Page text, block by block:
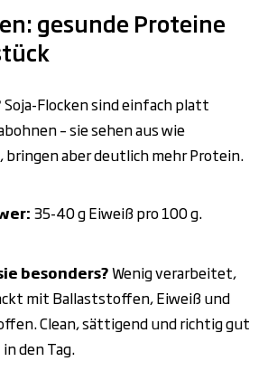
gesunde Proteine
Soja-Flocken sind einfach platt
– sie sehen aus wie
bringen aber deutlich mehr Protein.
35-40g Eiweißpro 100g.
besonders?Wenig verarbeitet,
mit Ballaststoffen, Eiweiß und
Clean, sättigend und richtig gut
den Tag.